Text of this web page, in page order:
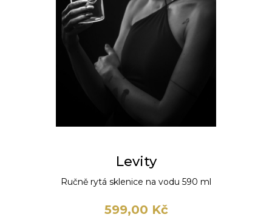
Levity
Ručně rytá sklenice na vodu 590 ml
599,00 Kč